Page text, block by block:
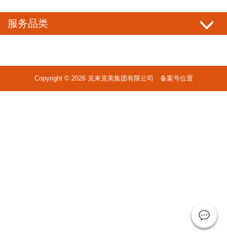
服务品类
Copyright © 2026 克来克美集团有限公司 备案号位置